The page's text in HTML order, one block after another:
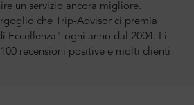
un servizio ancora migliore.
che Trip-Advisor ci premia
Eccellenza" ogni anno dal 2004. Lì
recensioni positive e molti clienti